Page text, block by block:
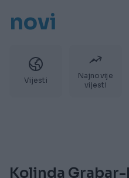
novi
Vijesti
Najnovije
vijesti
Kolinda